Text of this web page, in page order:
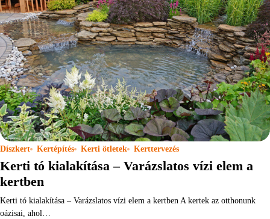
Díszkert Kertépítés Kerti ötletek Kerttervezés
Kerti tó kialakítása – Varázslatos vízi elem a
kertben
Kerti tó kialakítása – Varázslatos vízi elem a kertben A kertek az otthonunk
oázisai, ahol…